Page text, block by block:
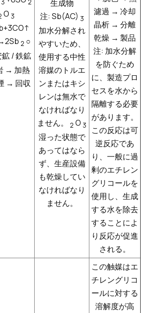
3 2
O 3
2 ○
/ 鉄鉱
→ 加熱
→ 回収
生成物
注: Sb(AC) 3
加水分解され
やすいため、
使用する中性
溶媒のトルエ
ンまたはキシ
レンは無水で
なければなり
ません。
2 O 3
湿った状態で
あってはなら
ず、生産設備
も乾燥してい
なければなり
ません。
濾過 → 冷却
晶析 → 分離
乾燥 → 製品
注: 加水分解
を防ぐため
に、製造プロ
セスを水から
隔離する必要
があります。
この反応は可
逆反応であ
り、一般に過
剰のエチレン
グリコールを
使用し、生成
する水を除去
することによ
り反応が促進
される。
この触媒はエ
チレングリコ
ールに対する
溶解度が高